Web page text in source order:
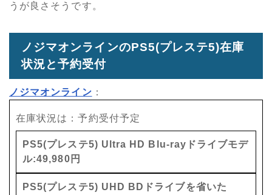
うが良さそうです。
ノジマオンラインのPS5(プレステ5)在庫
状況と予約受付
ノジマオンライン ：
在庫状況は：予約受付予定
PS5(プレステ5) Ultra HD Blu-rayドライブモデ
ル:49,980円
PS5(プレステ5) UHD BDドライブを省いた